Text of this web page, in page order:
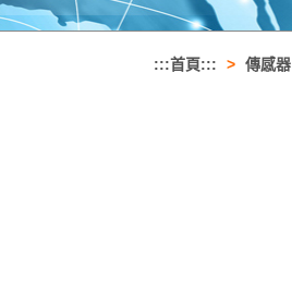
:::首頁::: > 傳感器